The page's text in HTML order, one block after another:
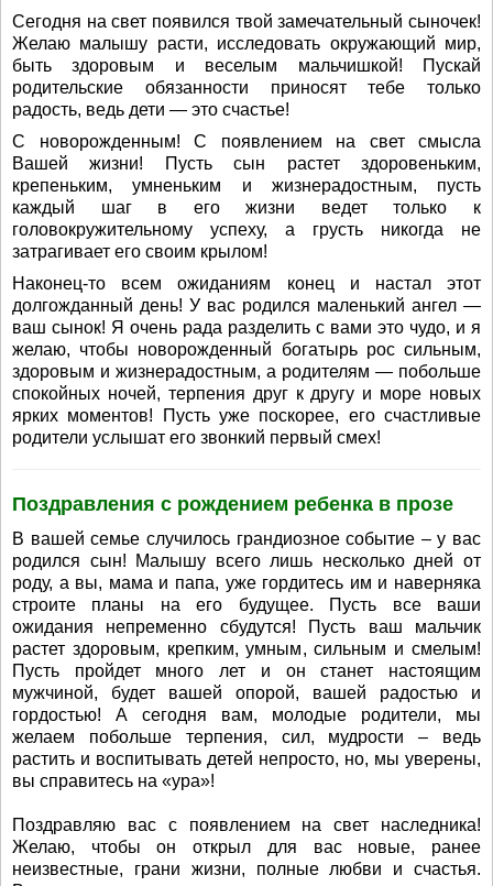
Сегодня на свет появился твой замечательный сыночек!
Желаю малышу расти, исследовать окружающий мир,
быть здоровым и веселым мальчишкой! Пускай
родительские обязанности приносят тебе только
радость, ведь дети — это счастье!
С новорожденным! С появлением на свет смысла
Вашей жизни! Пусть сын растет здоровеньким,
крепеньким, умненьким и жизнерадостным, пусть
каждый шаг в его жизни ведет только к
головокружительному успеху, а грусть никогда не
затрагивает его своим крылом!
Наконец-то всем ожиданиям конец и настал этот
долгожданный день! У вас родился маленький ангел —
ваш сынок! Я очень рада разделить с вами это чудо, и я
желаю, чтобы новорожденный богатырь рос сильным,
здоровым и жизнерадостным, а родителям — побольше
спокойных ночей, терпения друг к другу и море новых
ярких моментов! Пусть уже поскорее, его счастливые
родители услышат его звонкий первый смех!
Поздравления с рождением ребенка в прозе
В вашей семье случилось грандиозное событие – у вас
родился сын! Малышу всего лишь несколько дней от
роду, а вы, мама и папа, уже гордитесь им и наверняка
строите планы на его будущее. Пусть все ваши
ожидания непременно сбудутся! Пусть ваш мальчик
растет здоровым, крепким, умным, сильным и смелым!
Пусть пройдет много лет и он станет настоящим
мужчиной, будет вашей опорой, вашей радостью и
гордостью! А сегодня вам, молодые родители, мы
желаем побольше терпения, сил, мудрости – ведь
растить и воспитывать детей непросто, но, мы уверены,
вы справитесь на «ура»!
Поздравляю вас с появлением на свет наследника!
Желаю, чтобы он открыл для вас новые, ранее
неизвестные, грани жизни, полные любви и счастья.